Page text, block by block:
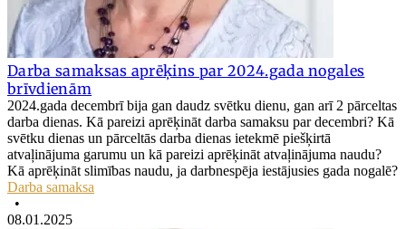
Darba samaksas aprēķins par 2024.gada nogales
brīvdienām
2024.gada decembrī bija gan daudz svētku dienu, gan arī 2 pārceltas
darba dienas. Kā pareizi aprēķināt darba samaksu par decembri? Kā
svētku dienas un pārceltās darba dienas ietekmē piešķirtā
atvaļinājuma garumu un kā pareizi aprēķināt atvaļinājuma naudu?
Kā aprēķināt slimības naudu, ja darbnespēja iestājusies gada nogalē?
Darba samaksa
•
08.01.2025